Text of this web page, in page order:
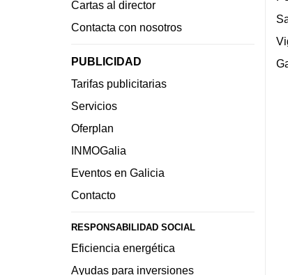
Cartas al director
Contacta con nosotros
PUBLICIDAD
Tarifas publicitarias
Servicios
Oferplan
INMOGalia
Eventos en Galicia
Contacto
RESPONSABILIDAD SOCIAL
Eficiencia energética
Ayudas para inversiones